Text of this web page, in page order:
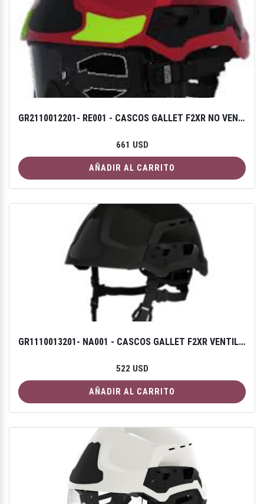
GR2110012201- RE001 - CASCOS GALLET F2XR NO VENTILADO - COLOR ROJO CON GAFAS DE PROTECCIÓN F2XR
661 USD
AÑADIR AL CARRITO
GR1110013201- NA001 - CASCOS GALLET F2XR VENTILADO - COLOR NEGRO CON GAFAS DE PROTECCIÓN F2XR
522 USD
AÑADIR AL CARRITO